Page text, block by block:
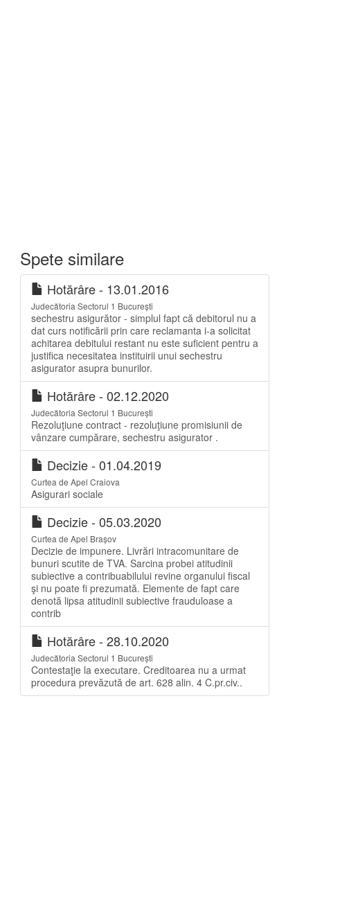
Spete similare
Hotărâre - 13.01.2016
Judecătoria Sectorul 1 București
sechestru asigurător - simplul fapt că debitorul nu a
dat curs notificării prin care reclamanta i-a solicitat
achitarea debitului restant nu este suficient pentru a
justifica necesitatea instituirii unui sechestru
asigurator asupra bunurilor.
Hotărâre - 02.12.2020
Judecătoria Sectorul 1 București
Rezoluţiune contract - rezoluţiune promisiunii de
vânzare cumpărare, sechestru asigurator .
Decizie - 01.04.2019
Curtea de Apel Craiova
Asigurari sociale
Decizie - 05.03.2020
Curtea de Apel Brașov
Decizie de impunere. Livrări intracomunitare de
bunuri scutite de TVA. Sarcina probei atitudinii
subiective a contribuabilului revine organului fiscal
şi nu poate fi prezumată. Elemente de fapt care
denotă lipsa atitudinii subiective frauduloase a
contrib
Hotărâre - 28.10.2020
Judecătoria Sectorul 1 București
Contestaţie la executare. Creditoarea nu a urmat
procedura prevăzută de art. 628 alin. 4 C.pr.civ..